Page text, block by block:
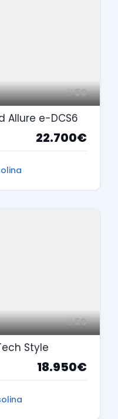
50
Allure e-DCS6
22.700€
50
Style
18.950€